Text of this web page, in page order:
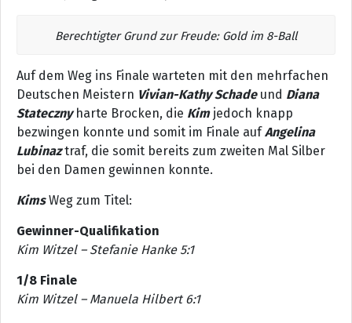
Berechtigter Grund zur Freude: Gold im 8-Ball
Auf dem Weg ins Finale warteten mit den mehrfachen
Deutschen Meistern Vivian-Kathy Schadeund Diana
Statecznyharte Brocken, die Kimjedoch knapp
bezwingen konnte und somit im Finale aufAngelina
Lubinaztraf, die somit bereits zum zweiten Mal Silber
bei den Damen gewinnen konnte.
Kims Weg zum Titel:
Gewinner-Qualifikation
Kim Witzel – Stefanie Hanke 5:1
1/8 Finale
Kim Witzel – Manuela Hilbert 6:1